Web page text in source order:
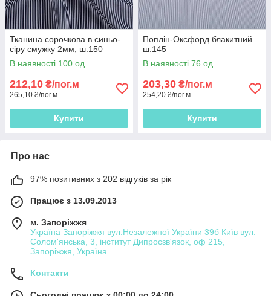
Тканина сорочкова в синьо-
сіру смужку 2мм, ш.150
В наявності 100 од.
212,10 ₴/пог.м
265,10 ₴/пог.м
Купити
Поплін-Оксфорд блакитний
ш.145
В наявності 76 од.
203,30 ₴/пог.м
254,20 ₴/пог.м
Купити
Про нас
97% позитивних з 202 відгуків за рік
Працює з 13.09.2013
м. Запоріжжя
Україна Запоріжжя вул.Незалежної України 39б Київ вул.
Солом'янська, 3, інститут Дипросзв'язок, оф 215,
Запоріжжя, Україна
Контакти